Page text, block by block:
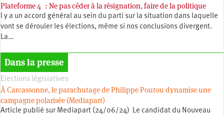
Plateforme 4 : Ne pas céder à la résignation, faire de la politique
l y a un accord général au sein du parti sur la situation dans laquelle
vont se dérouler les élections, même si nos conclusions divergent.
La…
Dans la presse
Elections législatives
À Carcassonne, le parachutage de Philippe Poutou dynamise une
campagne polarisée (Mediapart)
Article publié sur Mediapart (24/06/24) Le candidat du Nouveau